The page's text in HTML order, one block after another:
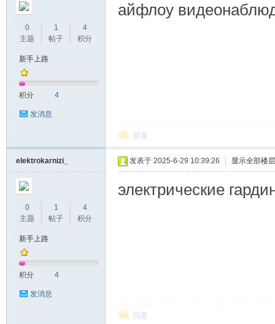
0
主题
1
帖子
4
积分
新手上路
积分 4
发消息
айфлоу
回复
elektrokarnizi_
0
主题
1
帖子
4
积分
新手上路
积分 4
发消息
发表于 2025-6-29 10:39:26 显示全部楼层
электрические
回复